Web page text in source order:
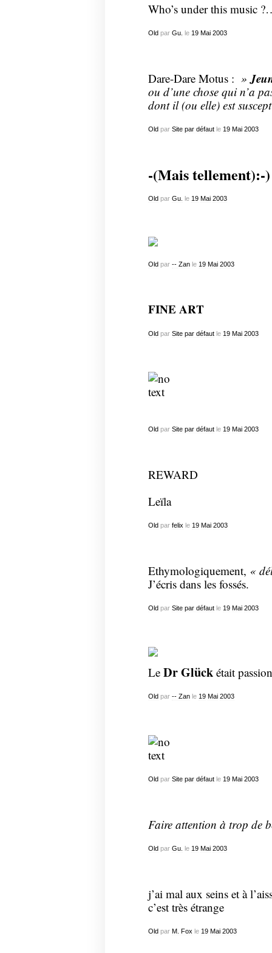
Who’s under this music
Oldpar Gu. le 19 Mai 2003
Dare-Dare Motus : »
ou d’une chose qui n’a
dont il (ou elle) est
Oldpar Site par défautle 19 Mai 2003
-(Mais tellement):-)
Oldpar Gu. le 19 Mai 2003
Oldpar -- Zanle 19 Mai 2003
FINE ART
Oldpar Site par défautle 19 Mai 2003
Old par Site par défautle 19 Mai 2003
REWARD
Leïla
Old par felix le 19 Mai 2003
Ethymologiquement, «
J’écris dans les fossés.
Old par Site par défautle 19 Mai 2003
Le Dr Glückétait
Old par -- Zanle 19 Mai 2003
Old par Site par défautle 19 Mai 2003
Faire attention à trop de
Oldpar Gu. le 19 Mai 2003
j’ai mal aux seins et à
c’est très étrange
Oldpar M. Fox le 19 Mai 2003